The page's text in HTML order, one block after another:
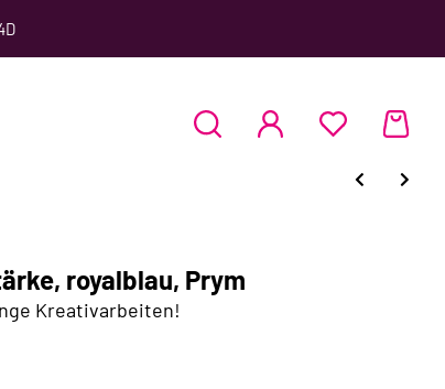
royalblau, Prym
Kreativarbeiten!